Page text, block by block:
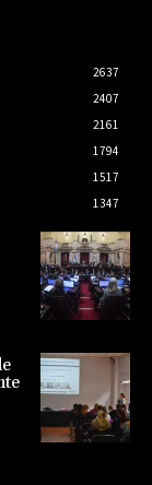
2637
2407
2161
1794
1517
1347